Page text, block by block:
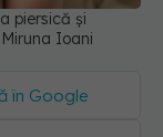
piersică și
Ioani
în Google